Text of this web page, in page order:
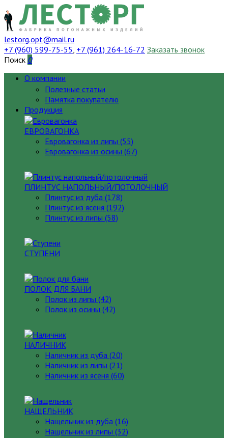
lestorg.opt@mail.ru
+7 (960) 599-75-55, +7 (961) 264-16-72 Заказать звонок
Поиск 0
О компании
Полезные статьи
Памятка покупателю
Продукция
ЕВРОВАГОНКА
Евровагонка из липы (55)
Евровагонка из осины (67)
ПЛИНТУС НАПОЛЬНЫЙ/ПОТОЛОЧНЫЙ
Плинтус из дуба (178)
Плинтус из ясеня (192)
Плинтус из липы (58)
СТУПЕНИ
ПОЛОК ДЛЯ БАНИ
Полок из липы (42)
Полок из осины (42)
НАЛИЧНИК
Наличник из дуба (20)
Наличник из липы (21)
Наличник из ясеня (60)
НАЩЕЛЬНИК
Нащельник из дуба (16)
Нащельник из липы (32)